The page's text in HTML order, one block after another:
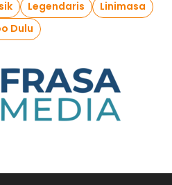
Legendaris
Linimasa
Dulu